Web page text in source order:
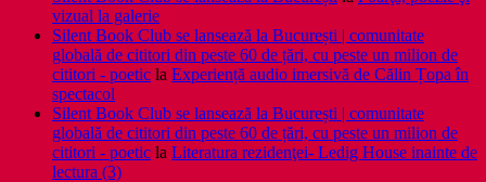
vizual la galerie
Silent Book Club se lansează la București | comunitate
globală de cititori din peste 60 de țări, cu peste un milion de
cititori - poetic la Experiență audio imersivă de Călin Țopa în
spectacol
Silent Book Club se lansează la București | comunitate
globală de cititori din peste 60 de țări, cu peste un milion de
cititori - poetic la Literatura rezidenţei- Ledig House inainte de
lectura (3)